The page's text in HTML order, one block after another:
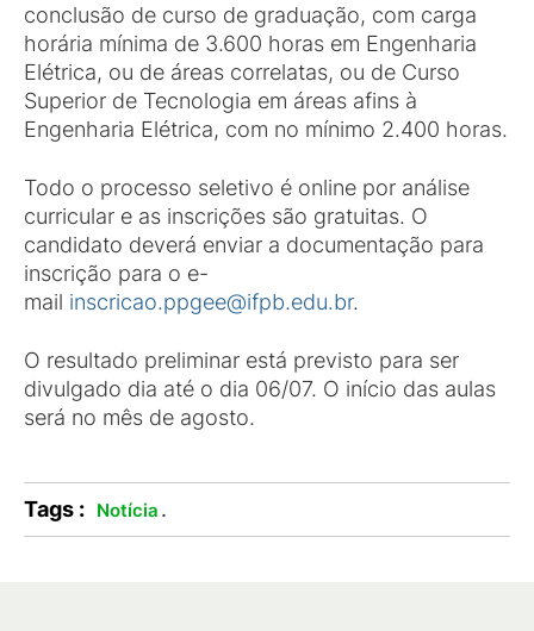
conclusão de curso de graduação, com carga
horária mínima de 3.600 horas em Engenharia
Elétrica, ou de áreas correlatas, ou de Curso
Superior de Tecnologia em áreas afins à
Engenharia Elétrica, com no mínimo 2.400 horas.
Todo o processo seletivo é online por análise
curricular e as inscrições são gratuitas. O
candidato deverá enviar a documentação para
inscrição para o e-
mail inscricao.ppgee@ifpb.edu.br.
O resultado preliminar está previsto para ser
divulgado dia até o dia 06/07. O início das aulas
será no mês de agosto.
Tags : Notícia .